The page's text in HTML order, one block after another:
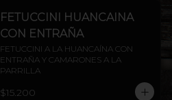
FETUCCINI HUANCAINA
CON ENTRAÑA
FETUCCINI A LA HUANCAÍNA CON
ENTRAÑA Y CAMARONES A LA
PARRILLA
$15.200